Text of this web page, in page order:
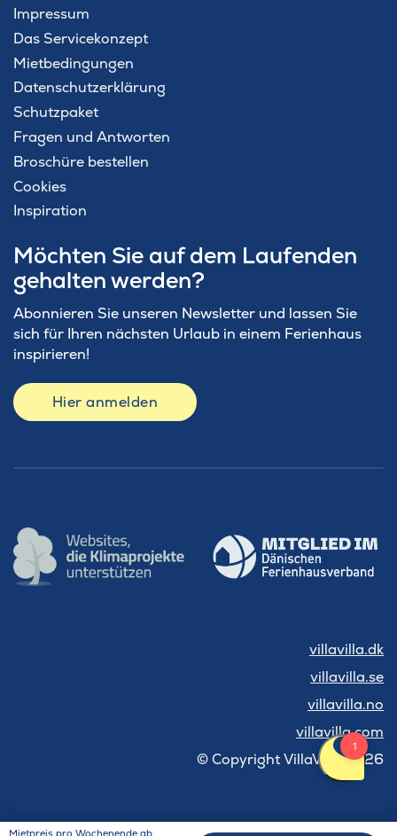
Impressum
Das Servicekonzept
Mietbedingungen
Datenschutzerklärung
Schutzpaket
Fragen und Antworten
Broschüre bestellen
Cookies
Inspiration
Möchten Sie auf dem Laufenden
gehalten werden?
Abonnieren Sie unseren Newsletter und lassen Sie
sich für Ihren nächsten Urlaub in einem Ferienhaus
inspirieren!
Hier anmelden
villavilla.dk
villavilla.se
villavilla.no
villavilla.com
© Copyright VillaVilla 2026
Mietpreis pro Wochenende ab